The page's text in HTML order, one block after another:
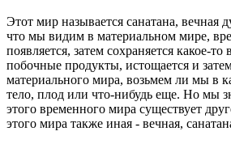
Этот мир называется санатана, вечная
что мы видим в материальном мире,
появляется, затем сохраняется какое-
побочные продукты, истощается и
материального мира, возьмем ли мы в
тело, плод или что-нибудь еще. Но мы
этого временного мира существует
этого мира также иная - вечная,